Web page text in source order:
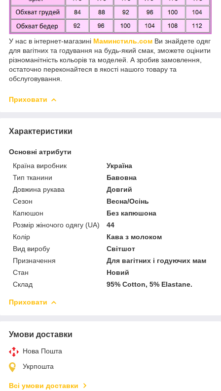
У нас в інтернет-магазині Маминстиль.сом Ви знайдете одяг
для вагітних та годування на будь-який смак, зможете оцінити
різноманітність кольорів та моделей. А зробив замовлення,
остаточно переконайтеся в якості нашого товару та
обслуговування.
Приховати
Характеристики
Основні атрибути
Країна виробник
Україна
Тип тканини
Бавовна
Довжина рукава
Довгий
Сезон
Весна/Осінь
Капюшон
Без капюшона
Розмір жіночого одягу (UA)
44
Колір
Кава з молоком
Вид виробу
Світшот
Призначення
Для вагітних і годуючих мам
Стан
Новий
Склад
95% Cotton, 5% Elastane.
Приховати
Умови доставки
Нова Пошта
Укрпошта
Всі умови доставки